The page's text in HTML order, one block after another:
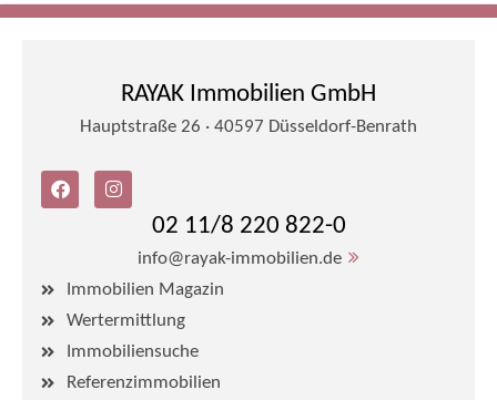
RAYAK Immobilien GmbH
Hauptstraße 26 · 40597 Düsseldorf-Benrath
02 11/8 220 822-0
info@rayak-immobilien.de
Immobilien Magazin
Wertermittlung
Immobiliensuche
Referenzimmobilien